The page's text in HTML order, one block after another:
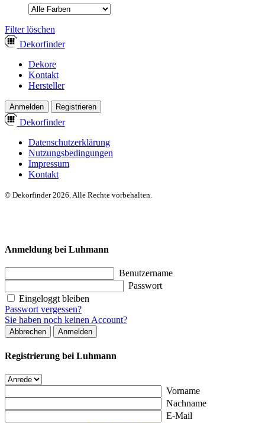
­Filter löschen
Dekorfinder
Dekore
Kontakt
Hersteller
Anmelden Registrieren
Dekorfinder
Datenschutzerklärung
Nutzungsbedingungen
Impressum
Kontakt
© Dekorfinder 2026. Alle Rechte vorbehalten.
Anmeldung bei Luhmann
Benutzername
Passwort
Eingeloggt bleiben
Passwort vergessen?
Sie haben noch keinen Account?
Abbrechen Anmelden
Registrierung bei Luhmann
Vorname
Nachname
E-Mail